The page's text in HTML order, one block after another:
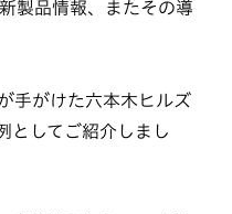
製品情報、またその導
手がけた六本木ヒルズ
としてご紹介しまし